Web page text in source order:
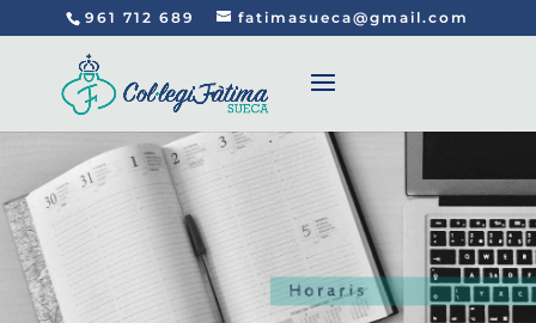
961 712 689 fatimasueca@gmail.com